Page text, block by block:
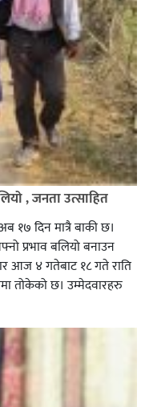
, जनता उत्साहित
१७ दिन मात्रै बाकी छ।
प्रभाव बलियो बनाउन
आज ४ गतेबाट १८ गते राति
तोकेको छ। उम्मेदवारहरु